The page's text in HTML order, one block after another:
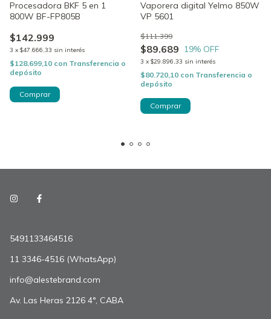
Procesadora BKF 5 en 1
800W BF-FP805B
$142.999
3 x $47.666,33 sin interés
$128.699,10 con Transferencia o
depósito
Vaporera digital Yelmo 850W
VP 5601
$89.689
$111.399
19% OFF
3 x $29.896,33 sin interés
$80.720,10 con Transferencia o
depósito
5491133464516
11 3346-4516 (WhatsApp)
info@alestebrand.com
Av. Las Heras 2126 4°, CABA